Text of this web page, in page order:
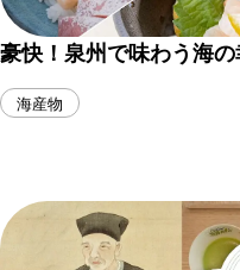
豪快！泉州で味わう海
海産物